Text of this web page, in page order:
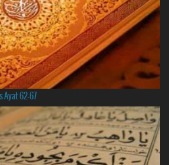
Ayat 62-67